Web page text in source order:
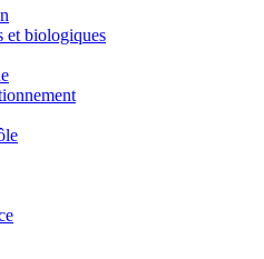
et biologiques